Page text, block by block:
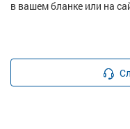
в вашем бланке или на